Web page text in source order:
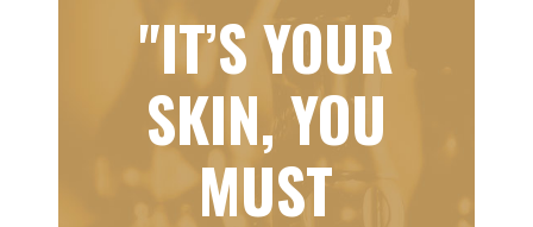
"IT’S YOUR
SKIN, YOU
MUST